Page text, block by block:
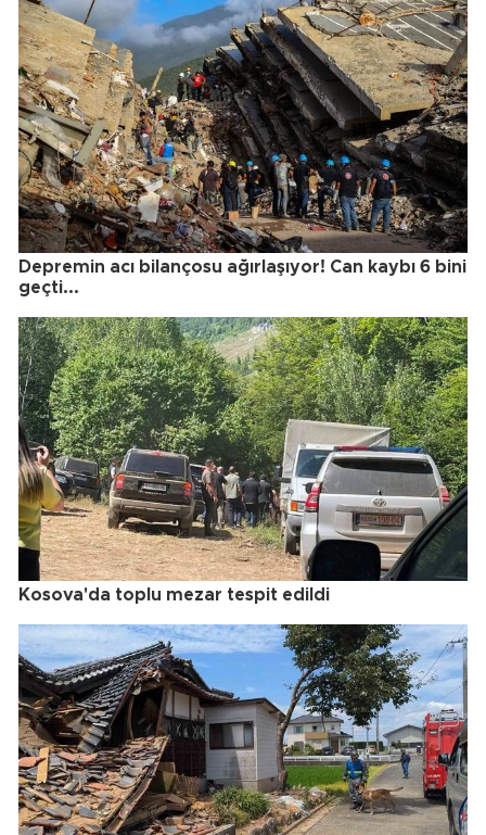
Depremin acı bilançosu ağırlaşıyor! Can kaybı 6 bini
geçti...
Kosova'da toplu mezar tespit edildi